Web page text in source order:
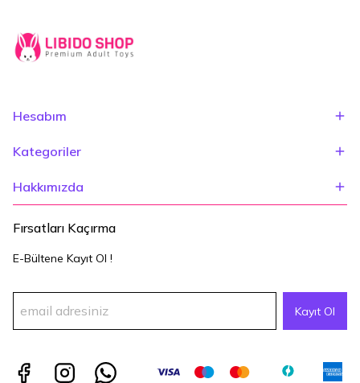
Hesabım
Kategoriler
Hakkımızda
Fırsatları Kaçırma
E-Bültene Kayıt Ol !
Kayıt Ol